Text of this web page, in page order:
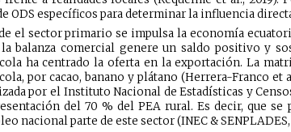
ODS específicos para determinar la influencia
el sector primario se impulsa la economía
balanza comercial genere un saldo positivo y
ha centrado la oferta en la exportación. La
por cacao, banano y plátano (Herrera-Franco et
por el Instituto Nacional de Estadísticas y
del 70 % del PEA rural. Es decir, que
nacional parte de este sector (INEC & SENPLADES,